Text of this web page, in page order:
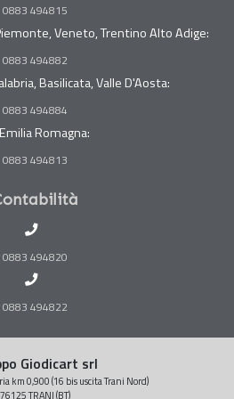
0883 494815
Veneto, Trentino Alto Adige:
0883 494882
Basilicata, Valle D'Aosta:
0883 494884
Emilia Romagna:
0883 494813
0883 494820
0883 494822
Giodicart srl
km 0,900 (16 bis uscita Trani Nord)
76125 TRANI (BT)